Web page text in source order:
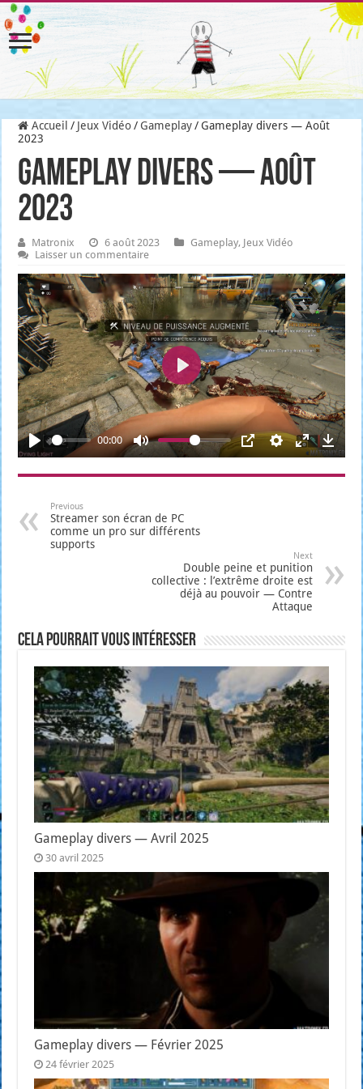
Accueil / Jeux Vidéo / Gameplay / Gameplay divers — Août
2023
Gameplay divers — Août
2023
Matronix 6 août 2023 Gameplay, Jeux Vidéo
Laisser un commentaire
00:00
L
e
c
t
u
e
Previous
Streamer son écran de PC
comme un pro sur différents
supports
Next
Double peine et punition
collective : l’extrême droite est
déjà au pouvoir — Contre
Attaque
Cela pourrait vous intéresser
Gameplay divers — Avril 2025
30 avril 2025
Gameplay divers — Février 2025
24 février 2025